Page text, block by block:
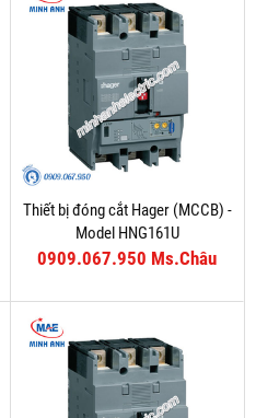
Thiết bị đóng cắt Hager (MCCB) -
Model HNG161U
0909.067.950 Ms.Châu